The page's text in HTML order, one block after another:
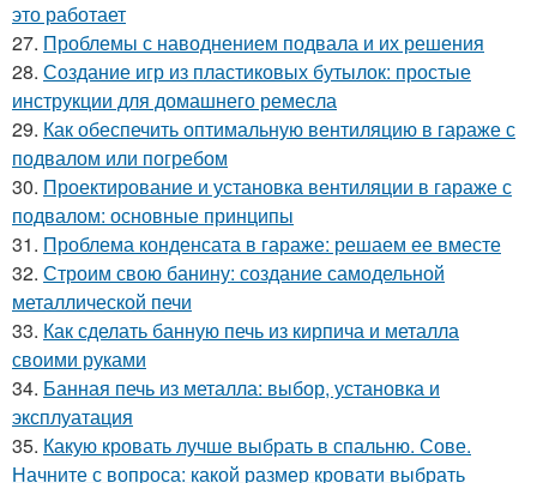
это работает
27. Проблемы с наводнением подвала и их решения
28. Создание игр из пластиковых бутылок: простые
инструкции для домашнего ремесла
29. Как обеспечить оптимальную вентиляцию в гараже с
подвалом или погребом
30. Проектирование и установка вентиляции в гараже с
подвалом: основные принципы
31. Проблема конденсата в гараже: решаем ее вместе
32. Строим свою банину: создание самодельной
металлической печи
33. Как сделать банную печь из кирпича и металла
своими руками
34. Банная печь из металла: выбор, установка и
эксплуатация
35. Какую кровать лучше выбрать в спальню. Сове.
Начните с вопроса: какой размер кровати выбрать